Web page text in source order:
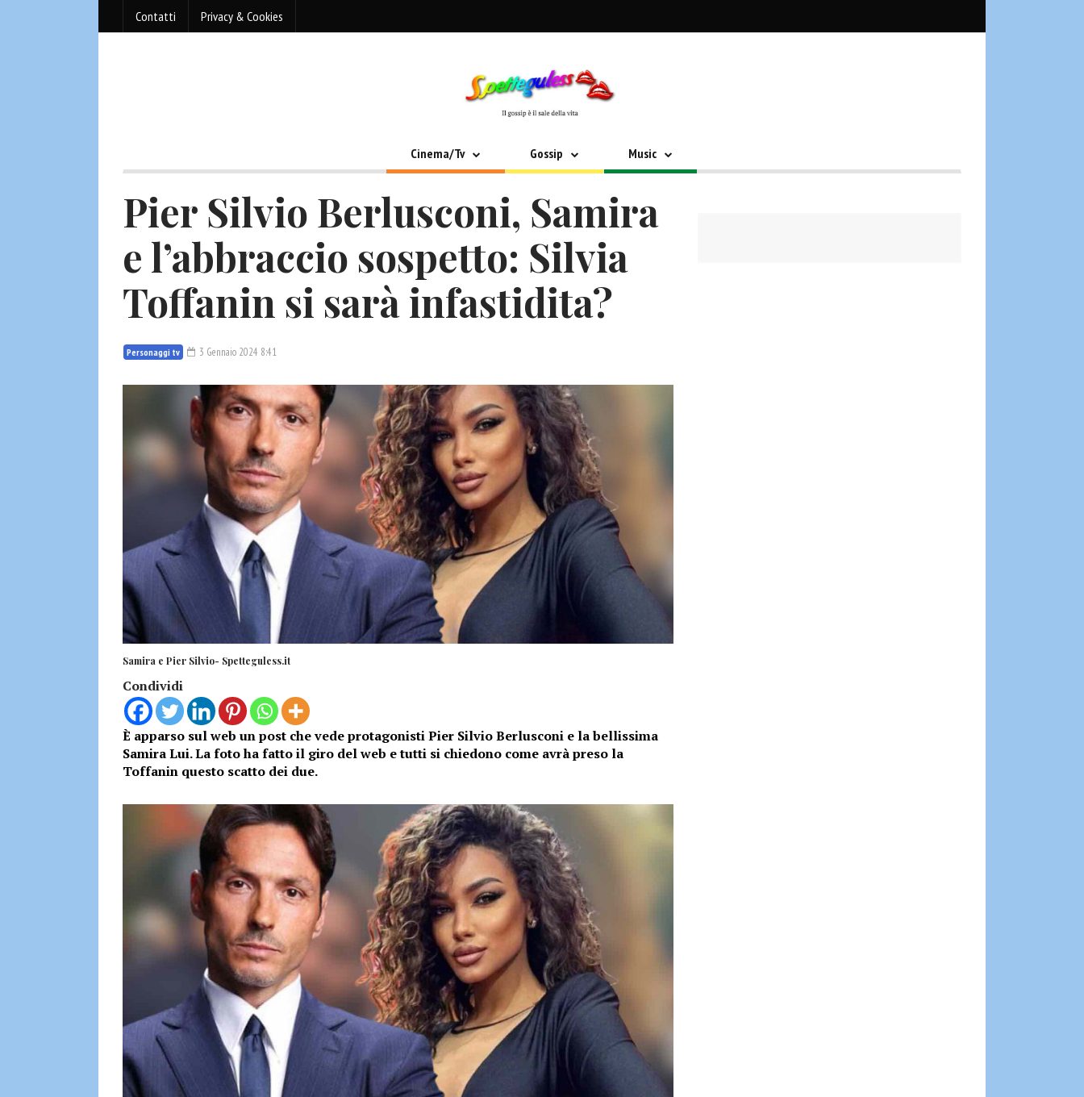
Contatti Privacy & Cookies
Cinema/Tv Gossip Music
Pier Silvio Berlusconi, Samira
e l’abbraccio sospetto: Silvia
Toffanin si sarà infastidita?
Personaggi tv 3 Gennaio 2024 8:41
Samira e Pier Silvio- Spetteguless.it
Condividi
È apparso sul web un post che vede protagonisti Pier Silvio Berlusconi e la bellissima
Samira Lui. La foto ha fatto il giro del web e tutti si chiedono come avrà preso la
Toffanin questo scatto dei due.